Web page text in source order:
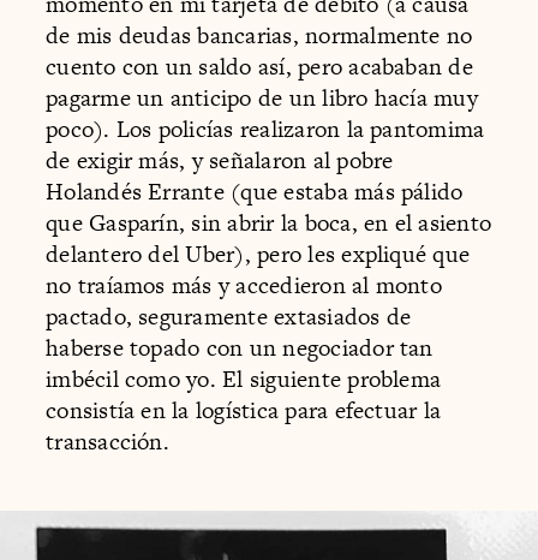
de mis deudas bancarias, normalmente no
cuento con un saldo así, pero acababan de
pagarme un anticipo de un libro hacía muy
poco). Los policías realizaron la pantomima
de exigir más, y señalaron al pobre
Holandés Errante (que estaba más pálido
que Gasparín, sin abrir la boca, en el asiento
delantero del Uber), pero les expliqué que
no traíamos más y accedieron al monto
pactado, seguramente extasiados de
haberse topado con un negociador tan
imbécil como yo. El siguiente problema
consistía en la logística para efectuar la
transacción.